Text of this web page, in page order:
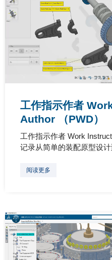
工作指示作者
Author （PWD）
工作指示作者 Work
记录从简单的装配原型设
阅读更多